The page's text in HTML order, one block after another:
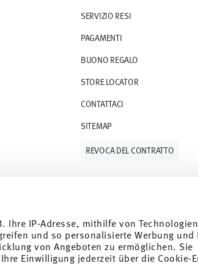
Ihre IP-Adresse, mithilfe von
und so personalisierte Werbung und
von Angeboten zu ermöglichen. Sie
Einwilligung jederzeit über die Cookie-
Per ordini
visualizzare i tempi
in Italia.
pacco verrà
SERVIZIO RESI
PAGAMENTI
BUONO REGALO
STORE LOCATOR
CONTATTACI
SITEMAP
REVOCA DEL CONTRATTO